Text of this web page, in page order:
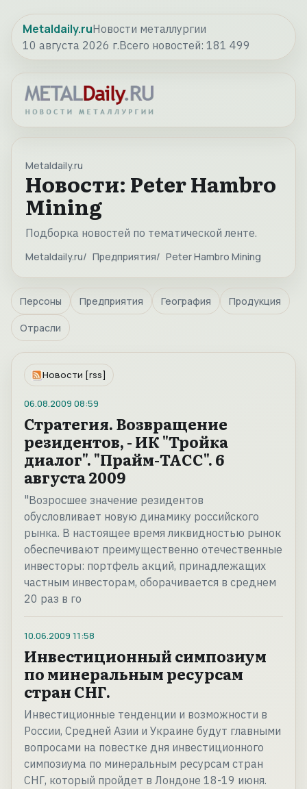
Metaldaily.ruНовости металлургии
10 августа 2026 г.Всего новостей: 181 499
Metaldaily.ru
Новости: Peter Hambro
Mining
Подборка новостей по тематической ленте.
Metaldaily.ru Предприятия Peter Hambro Mining
Персоны Предприятия География Продукция
Отрасли
Новости [rss]
06.08.2009 08:59
Стратегия. Возвращение
резидентов, - ИК "Тройка
диалог". "Прайм-ТАСС". 6
августа 2009
"Возросшее значение резидентов
обусловливает новую динамику российского
рынка. В настоящее время ликвидностью рынок
обеспечивают преимущественно отечественные
инвесторы: портфель акций, принадлежащих
частным инвесторам, оборачивается в среднем
20 раз в го
10.06.2009 11:58
Инвестиционный симпозиум
по минеральным ресурсам
стран СНГ.
Инвестиционные тенденции и возможности в
России, Средней Азии и Украине будут главными
вопросами на повестке дня инвестиционного
симпозиума по минеральным ресурсам стран
СНГ, который пройдет в Лондоне 18-19 июня.